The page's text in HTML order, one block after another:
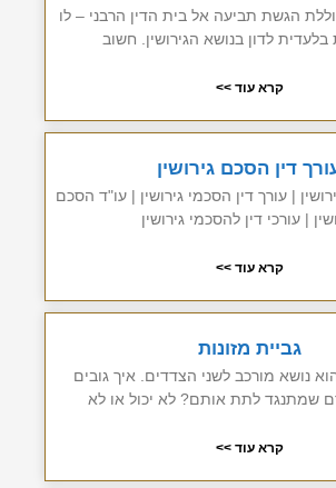
הגשת תביעה אל בית הדין הרבני – לו
לדון בנושא הגירושין. חשוב
קרא עוד >>
דין הסכם גירושין
| עורך דין הסכמי גירושין | עו"ד הסכם
| עורכי דין להסכמי גירושין
קרא עוד >>
גביית מזונות
נושא מורכב לשני הצדדים. איך גובים
שמתנגד לתת אותם? לא יכול או לא
קרא עוד >>